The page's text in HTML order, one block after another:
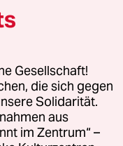
oder für Genehmigungen
Richtlinien
Gesellschaft!
die sich gegen
Solidarität.
aus
im Zentrum“ –